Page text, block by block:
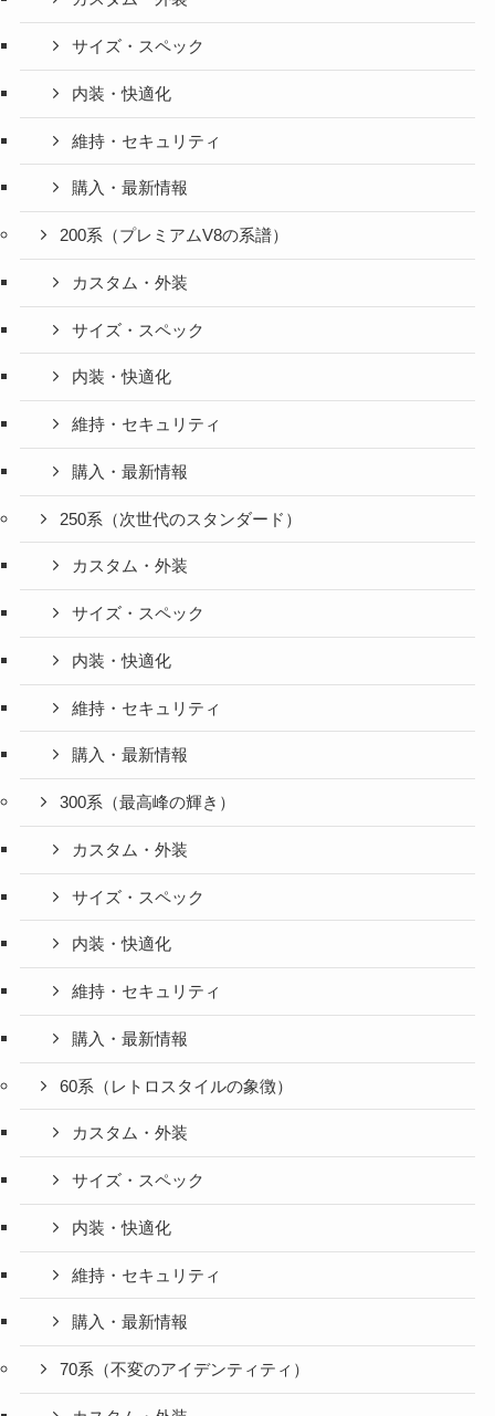
サイズ・スペック
内装・快適化
維持・セキュリティ
購入・最新情報
200系（プレミアムV8の系譜）
カスタム・外装
サイズ・スペック
内装・快適化
維持・セキュリティ
購入・最新情報
250系（次世代のスタンダード）
カスタム・外装
サイズ・スペック
内装・快適化
維持・セキュリティ
購入・最新情報
300系（最高峰の輝き）
カスタム・外装
サイズ・スペック
内装・快適化
維持・セキュリティ
購入・最新情報
60系（レトロスタイルの象徴）
カスタム・外装
サイズ・スペック
内装・快適化
維持・セキュリティ
購入・最新情報
70系（不変のアイデンティティ）